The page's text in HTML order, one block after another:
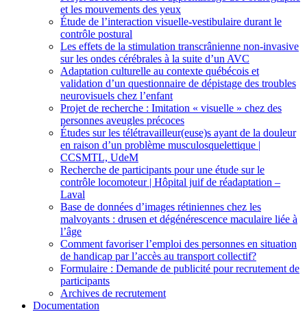
et les mouvements des yeux
Étude de l’interaction visuelle-vestibulaire durant le
contrôle postural
Les effets de la stimulation transcrânienne non-invasive
sur les ondes cérébrales à la suite d’un AVC
Adaptation culturelle au contexte québécois et
validation d’un questionnaire de dépistage des troubles
neurovisuels chez l’enfant
Projet de recherche : Imitation « visuelle » chez des
personnes aveugles précoces
Études sur les télétravailleur(euse)s ayant de la douleur
en raison d’un problème musculosquelettique |
CCSMTL, UdeM
Recherche de participants pour une étude sur le
contrôle locomoteur | Hôpital juif de réadaptation –
Laval
Base de données d’images rétiniennes chez les
malvoyants : drusen et dégénérescence maculaire liée à
l’âge
Comment favoriser l’emploi des personnes en situation
de handicap par l’accès au transport collectif?
Formulaire : Demande de publicité pour recrutement de
participants
Archives de recrutement
Documentation